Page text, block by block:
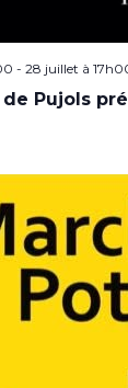
- 28 juillet à
de Pujols